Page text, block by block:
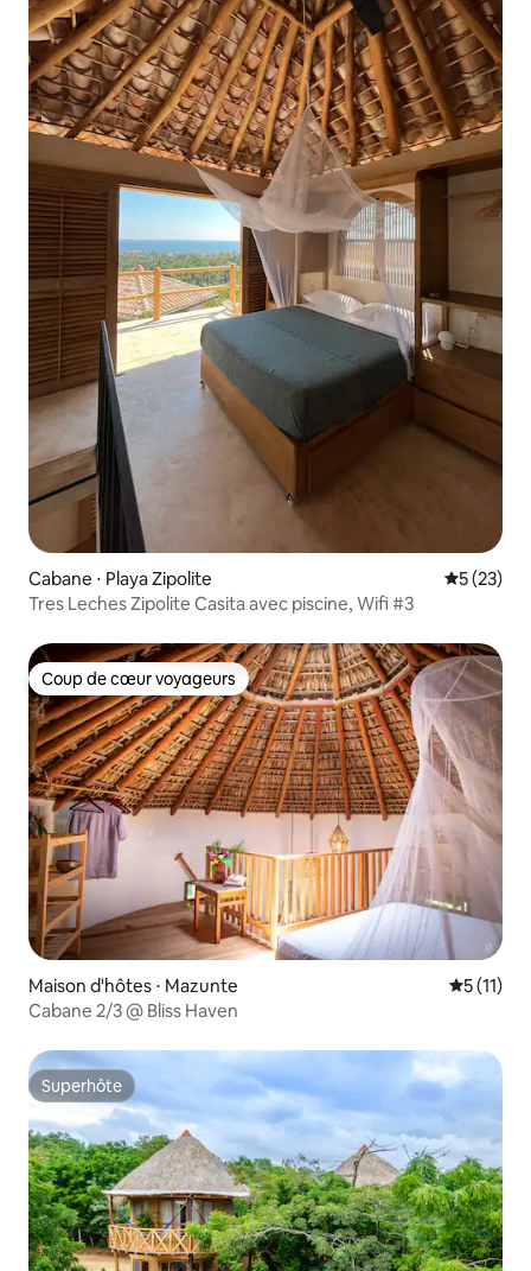
Cabane ⋅ Playa Zipolite
5 (23)
Tres Leches Zipolite Casita avec piscine, Wifi #3
Coup de cœur voyageurs
Coup de cœur voyageurs
Maison d'hôtes ⋅ Mazunte
5 (11)
Cabane 2/3 @ Bliss Haven
Superhôte
Superhôte